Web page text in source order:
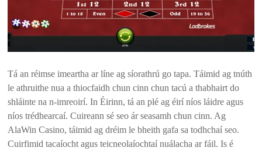
Tá an réimse imeartha ar líne ag síorathrú go tapa. Táimid ag tnúth
le athruithe nua a thiocfaidh chun cinn chun tacú a thabhairt do
shláinte na n-imreoirí. In Éirinn, tá an plé ag éirí níos láidre agus
níos trédhearcaí. Cuireann sé seo ár seasamh chun cinn. Ag
AlaWin Casino, táimid ag dréim le bheith gafa sa todhchaí seo.
Cuirfimid tacaíocht agus teicneolaíochtaí nuálacha ar fáil. Is é